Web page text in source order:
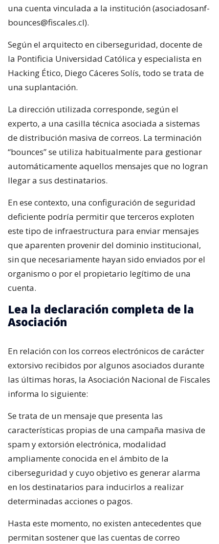
una cuenta vinculada a la institución (asociadosanf-
bounces@fiscales.cl).
Según el arquitecto en ciberseguridad, docente de
la Pontificia Universidad Católica y especialista en
Hacking Ético, Diego Cáceres Solís, todo se trata de
una suplantación.
La dirección utilizada corresponde, según el
experto, a una casilla técnica asociada a sistemas
de distribución masiva de correos. La terminación
“bounces” se utiliza habitualmente para gestionar
automáticamente aquellos mensajes que no logran
llegar a sus destinatarios.
En ese contexto, una configuración de seguridad
deficiente podría permitir que terceros exploten
este tipo de infraestructura para enviar mensajes
que aparenten provenir del dominio institucional,
sin que necesariamente hayan sido enviados por el
organismo o por el propietario legítimo de una
cuenta.
Lea la declaración completa de la
Asociación
En relación con los correos electrónicos de carácter
extorsivo recibidos por algunos asociados durante
las últimas horas, la Asociación Nacional de Fiscales
informa lo siguiente:
Se trata de un mensaje que presenta las
características propias de una campaña masiva de
spam y extorsión electrónica, modalidad
ampliamente conocida en el ámbito de la
ciberseguridad y cuyo objetivo es generar alarma
en los destinatarios para inducirlos a realizar
determinadas acciones o pagos.
Hasta este momento, no existen antecedentes que
permitan sostener que las cuentas de correo